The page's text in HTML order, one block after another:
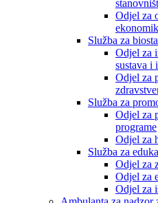
Odjel za
Služba za
Odjel za
sustava i
Odjel za
Služba za
Odjel za
programe
Odjel za
Služba za
Odjel za
Odjel za
Odjel za